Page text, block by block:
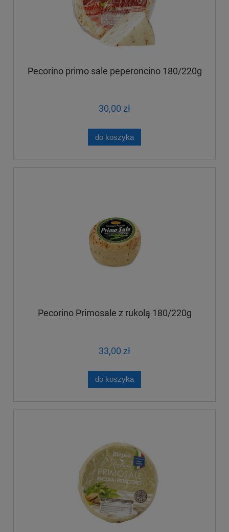
Pecorino primo sale peperoncino 180/220g
30,00 zł
do koszyka
Pecorino Primosale z rukolą 180/220g
33,00 zł
do koszyka